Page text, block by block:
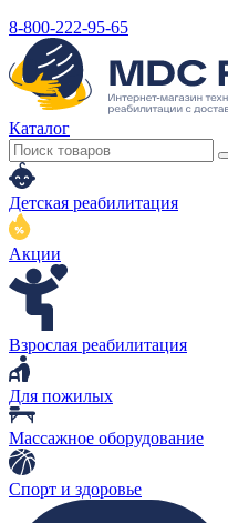
8-800-222-95-65
Каталог
Детская реабилитация
Акции
Взрослая реабилитация
Для пожилых
Массажное оборудование
Спорт и здоровье